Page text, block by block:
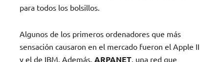
para todos los bolsillos.
Algunos de los primeros ordenadores que más
sensación causaron en el mercado fueron el Apple II
y el de IBM. Además, ARPANET , una red que